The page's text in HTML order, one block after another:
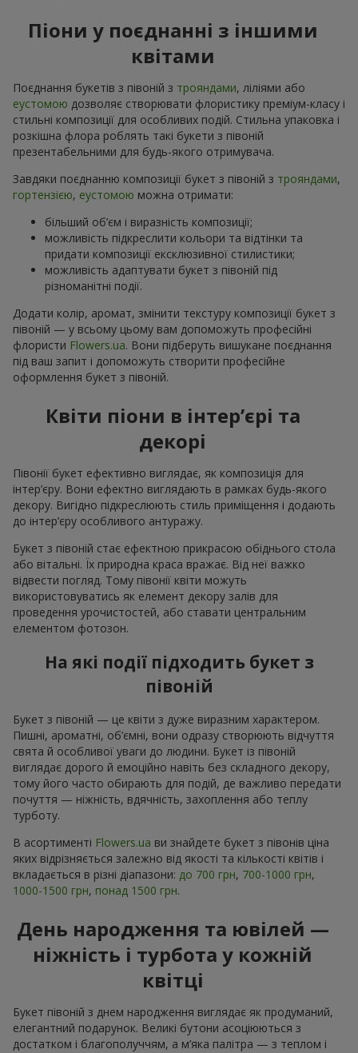
Піони у поєднанні з іншими
квітами
Поєднання букетів з півоній з трояндами, ліліями або
еустомою дозволяє створювати флористику преміум-класу і
стильні композиції для особливих подій. Стильна упаковка і
розкішна флора роблять такі букети з півоній
презентабельними для будь-якого отримувача.
Завдяки поєднанню композиції букет з півоній з трояндами,
гортензією, еустомою можна отримати:
більший об’єм і виразність композиції;
можливість підкреслити кольори та відтінки та
придати композиції ексклюзивної стилистики;
можливість адаптувати букет з півоній під
різноманітні події.
Додати колір, аромат, змінити текстуру композиції букет з
півоній — у всьому цьому вам допоможуть професійні
флористи Flowers.ua. Вони підберуть вишукане поєднання
під ваш запит і допоможуть створити професійне
оформлення букет з півоній.
Квіти піони в інтер’єрі та
декорі
Півонії букет ефективно виглядає, як композиція для
інтер’єру. Вони ефектно виглядають в рамках будь-якого
декору. Вигідно підкреслюють стиль приміщення і додають
до інтер’єру особливого антуражу.
Букет з півоній стає ефектною прикрасою обіднього стола
або вітальні. Їх природна краса вражає. Від неї важко
відвести погляд. Тому півонії квіти можуть
використовуватись як елемент декору залів для
проведення урочистостей, або ставати центральним
елементом фотозон.
На які події підходить букет з
півоній
Букет з півоній — це квіти з дуже виразним характером.
Пишні, ароматні, об’ємні, вони одразу створюють відчуття
свята й особливої уваги до людини. Букет із півоній
виглядає дорого й емоційно навіть без складного декору,
тому його часто обирають для подій, де важливо передати
почуття — ніжність, вдячність, захоплення або теплу
турботу.
В асортименті Flowers.ua ви знайдете букет з півонів ціна
яких відрізняється залежно від якості та кількості квітів і
вкладається в різні діапазони: до 700 грн, 700-1000 грн,
1000-1500 грн, понад 1500 грн.
День народження та ювілей —
ніжність і турбота у кожній
квітці
Букет півоній з днем народження виглядає як продуманий,
елегантний подарунок. Великі бутони асоціюються з
достатком і благополуччям, а м’яка палітра — з теплом і